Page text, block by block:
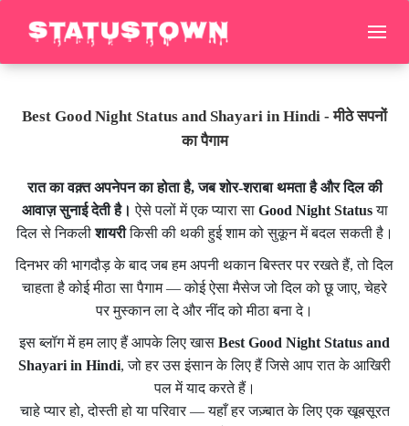
Best Good Night Status and Shayari in Hindi - मीठे सपनों
का पैगाम
रात का वक़्त अपनेपन का होता है, जब शोर-शराबा थमता है और दिल की
आवाज़ सुनाई देती है। ऐसे पलों में एक प्यारा सा Good Night Statusया
दिल से निकलीशायरीकिसी की थकी हुई शाम को सुकून में बदल सकती है।
दिनभर की भागदौड़ के बाद जब हम अपनी थकान बिस्तर पर रखते हैं, तो दिल
चाहता है कोई मीठा सा पैगाम — कोई ऐसा मैसेज जो दिल को छू जाए, चेहरे
पर मुस्कान ला दे और नींद को मीठा बना दे।
इस ब्लॉग में हम लाए हैं आपके लिए खास Best Good Night Status and
Shayari in Hindi, जो हर उस इंसान के लिए हैं जिसे आप रात के आखिरी
पल में याद करते हैं।
चाहे प्यार हो, दोस्ती हो या परिवार — यहाँ हर जज़्बात के लिए एक खूबसूरत